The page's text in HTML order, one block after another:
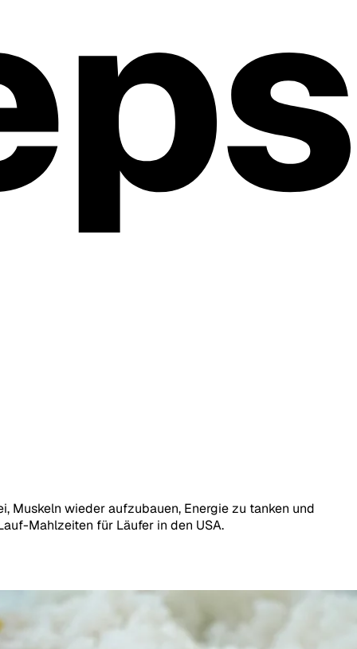
Muskeln wieder aufzubauen, Energie zu tanken und
Mahlzeiten für Läufer in den USA.